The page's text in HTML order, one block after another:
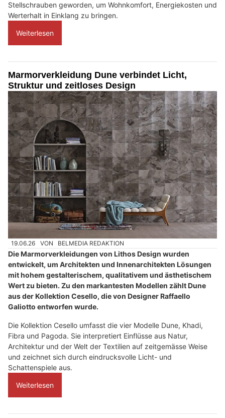
Stellschrauben geworden, um Wohnkomfort, Energiekosten und
Werterhalt in Einklang zu bringen.
Weiterlesen
Marmorverkleidung Dune verbindet Licht,
Struktur und zeitloses Design
19.06.26 VON BELMEDIA REDAKTION
Die Marmorverkleidungen von Lithos Design wurden
entwickelt, um Architekten und Innenarchitekten Lösungen
mit hohem gestalterischem, qualitativem und ästhetischem
Wert zu bieten. Zu den markantesten Modellen zählt Dune
aus der Kollektion Cesello, die von Designer Raffaello
Galiotto entworfen wurde.
Die Kollektion Cesello umfasst die vier Modelle Dune, Khadi,
Fibra und Pagoda. Sie interpretiert Einflüsse aus Natur,
Architektur und der Welt der Textilien auf zeitgemässe Weise
und zeichnet sich durch eindrucksvolle Licht- und
Schattenspiele aus.
Weiterlesen